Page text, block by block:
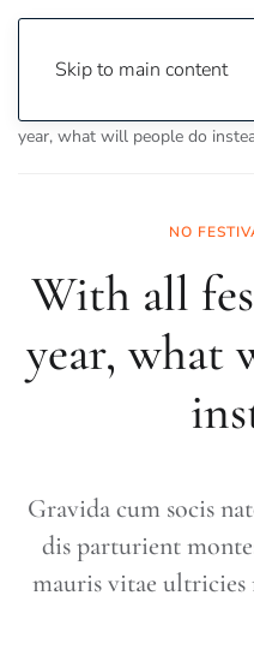
Skip to main content
year, what will people do
NO
With all
year, what
Gravida cum socis
dis parturient
mauris vitae ultricies